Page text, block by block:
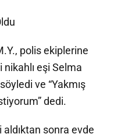
polis ekiplerine
eşi Selma
ve “Yakmış
dedi.
sonra evde